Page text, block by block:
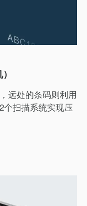
远处的条码则利用
个扫描系统实现压